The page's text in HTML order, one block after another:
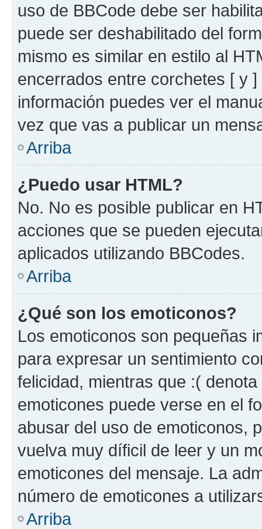
uso de BBCode debe ser
puede ser deshabilitado del
mismo es similar en estilo al
encerrados entre corchetes [ y
información puedes ver el
vez que vas a publicar un
Arriba
¿Puedo usar HTML?
No. No es posible publicar en
acciones que se pueden
aplicados utilizando BBCodes.
Arriba
¿Qué son los emoticonos?
Los emoticonos son pequeñas
para expresar un sentimiento
felicidad, mientras que :(
emoticones puede verse en el
abusar del uso de emoticonos,
vuelva muy díficil de leer y un
emoticones del mensaje. La
número de emoticones a
Arriba